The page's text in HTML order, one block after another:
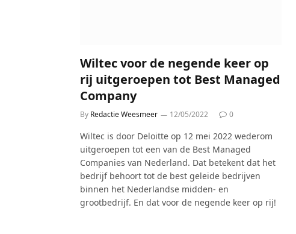
Wiltec voor de negende keer op
rij uitgeroepen tot Best Managed
Company
By Redactie Weesmeer 12/05/2022 0
Wiltec is door Deloitte op 12 mei 2022 wederom
uitgeroepen tot een van de Best Managed
Companies van Nederland. Dat betekent dat het
bedrijf behoort tot de best geleide bedrijven
binnen het Nederlandse midden- en
grootbedrijf. En dat voor de negende keer op rij!